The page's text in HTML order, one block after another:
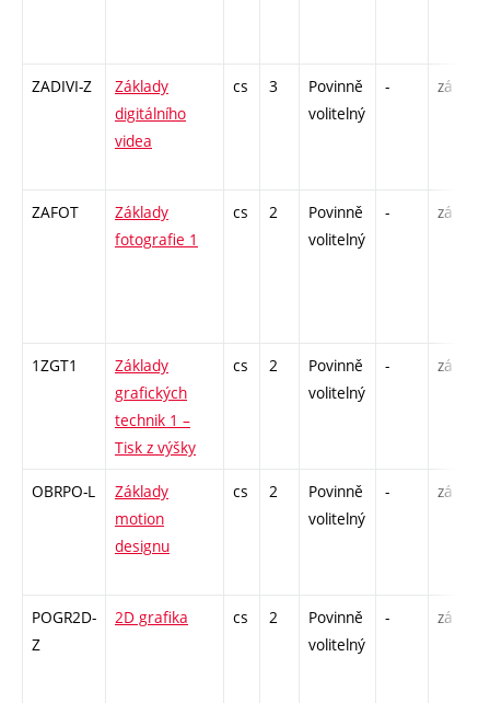
ZADIVI-Z
Základy
digitálního
videa
cs 3
Povinně
volitelný
- zá
ZAFOT
Základy
fotografie 1
cs 2
Povinně
volitelný
- zá
1ZGT1
Základy
grafických
technik 1 –
Tisk z výšky
cs 2
Povinně
volitelný
- zá
OBRPO-L
Základy
motion
designu
cs 2
Povinně
volitelný
- zá
POGR2D-
Z
2D grafika cs 2
Povinně
volitelný
- zá